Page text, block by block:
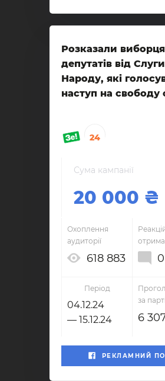
Розказали
депутатів від Слуги
Народу, які
наступ на свободу
24
Сума кампанії
20 000
Охоплення
аудиторії
618 883 0
Період
04.12.24
— 15.12.24
за
6
РЕКЛАМНИЙ